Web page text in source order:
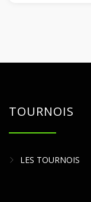
TOURNOIS
LES TOURNOIS